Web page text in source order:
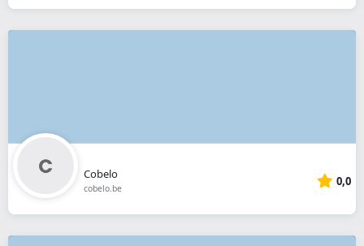
Cobelo
cobelo.be 0,0